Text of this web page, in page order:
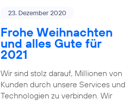
23. Dezember 2020
Frohe Weihnachten
und alles Gute für
2021
Wir sind stolz darauf, Millionen von
Kunden durch unsere Services und
Technologien zu verbinden. Wir